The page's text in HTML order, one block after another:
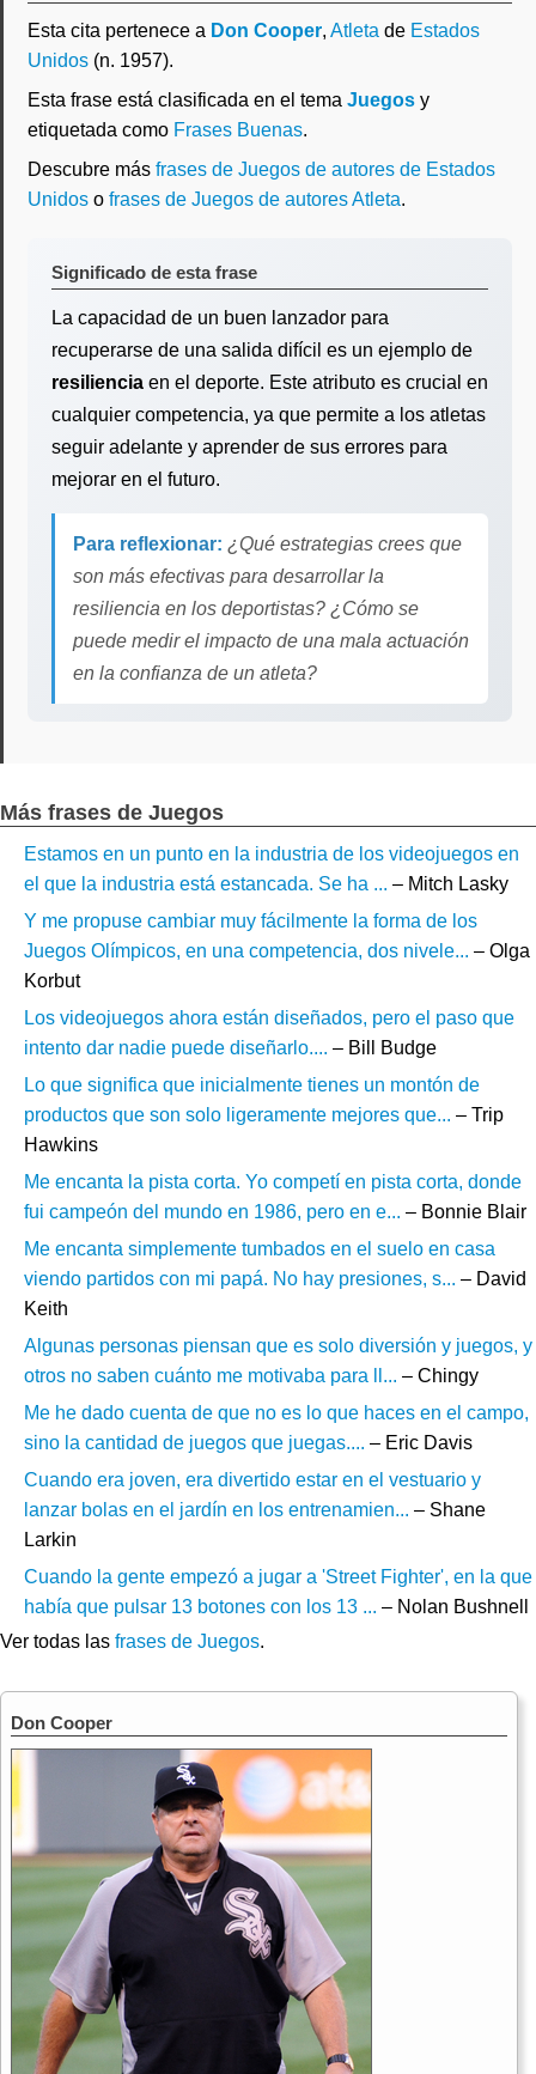
Esta cita pertenece a Don Cooper, Atleta de Estados
Unidos (n. 1957).
Esta frase está clasificada en el tema Juegos y
etiquetada como Frases Buenas.
Descubre más frases de Juegos de autores de Estados
Unidos o frases de Juegos de autores Atleta.
Significado de esta frase
La capacidad de un buen lanzador para
recuperarse de una salida difícil es un ejemplo de
resiliencia en el deporte. Este atributo es crucial en
cualquier competencia, ya que permite a los atletas
seguir adelante y aprender de sus errores para
mejorar en el futuro.
Para reflexionar: ¿Qué estrategias crees que
son más efectivas para desarrollar la
resiliencia en los deportistas? ¿Cómo se
puede medir el impacto de una mala actuación
en la confianza de un atleta?
Más frases de Juegos
Estamos en un punto en la industria de los videojuegos en
el que la industria está estancada. Se ha ... – Mitch Lasky
Y me propuse cambiar muy fácilmente la forma de los
Juegos Olímpicos, en una competencia, dos nivele... – Olga
Korbut
Los videojuegos ahora están diseñados, pero el paso que
intento dar nadie puede diseñarlo.... – Bill Budge
Lo que significa que inicialmente tienes un montón de
productos que son solo ligeramente mejores que... – Trip
Hawkins
Me encanta la pista corta. Yo competí en pista corta, donde
fui campeón del mundo en 1986, pero en e... – Bonnie Blair
Me encanta simplemente tumbados en el suelo en casa
viendo partidos con mi papá. No hay presiones, s... – David
Keith
Algunas personas piensan que es solo diversión y juegos, y
otros no saben cuánto me motivaba para ll... – Chingy
Me he dado cuenta de que no es lo que haces en el campo,
sino la cantidad de juegos que juegas.... – Eric Davis
Cuando era joven, era divertido estar en el vestuario y
lanzar bolas en el jardín en los entrenamien... – Shane
Larkin
Cuando la gente empezó a jugar a 'Street Fighter', en la que
había que pulsar 13 botones con los 13 ... – Nolan Bushnell
Ver todas las frases de Juegos.
Don Cooper